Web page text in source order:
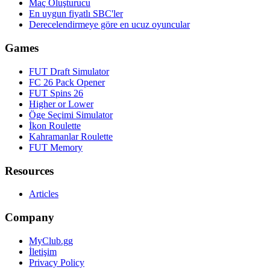
Maç Oluşturucu
En uygun fiyatlı SBC'ler
Derecelendirmeye göre en ucuz oyuncular
Games
FUT Draft Simulator
FC 26 Pack Opener
FUT Spins 26
Higher or Lower
Öge Seçimi Simulator
İkon Roulette
Kahramanlar Roulette
FUT Memory
Resources
Articles
Company
MyClub.gg
İletişim
Privacy Policy